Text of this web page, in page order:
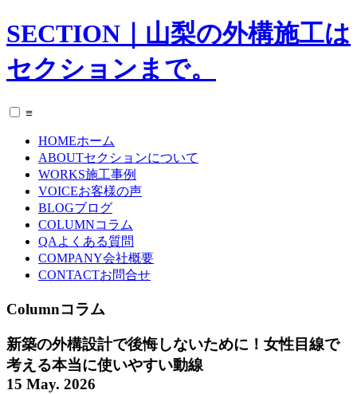
SECTION｜山梨の外構施工は
セクションまで。
≡
HOMEホーム
ABOUTセクションについて
WORKS施工事例
VOICEお客様の声
BLOGブログ
COLUMNコラム
QA よくある質問
COMPANY会社概要
CONTACTお問合せ
Columnコラム
新築の外構設計で後悔しないために！女性目線で
考える本当に使いやすい動線
15 May. 2026